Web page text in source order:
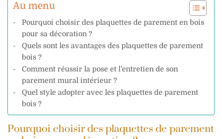
Au menu
Pourquoi choisir des plaquettes de parement en bois
pour sa décoration ?
Quels sont les avantages des plaquettes de parement
bois ?
Comment réussir la pose et l’entretien de son
parement mural intérieur ?
Quel style adopter avec les plaquettes de parement
bois ?
Pourquoi choisir des plaquettes de parement